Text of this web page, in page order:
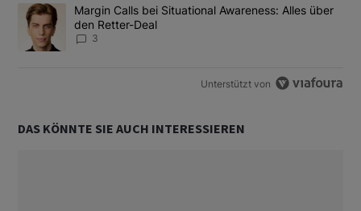
Ein Trendartikel mit dem Titel "Margin Calls bei Situational
Margin Calls bei Situational Awareness: Alles über
den Retter-Deal
3
Unterstützt von
DAS KÖNNTE SIE AUCH INTERESSIEREN